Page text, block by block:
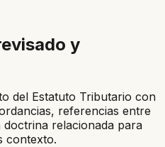
y
del Estatuto Tributario con
referencias entre
relacionada para
contexto.